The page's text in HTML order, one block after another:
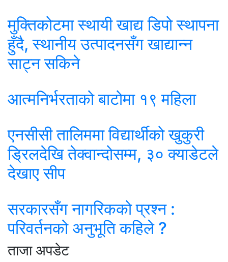
मुक्तिकोटमा स्थायी खाद्य डिपो स्थापना
हुँदै, स्थानीय उत्पादनसँग खाद्यान्न
साट्न सकिने
आत्मनिर्भरताको बाटोमा १९ महिला
एनसीसी तालिममा विद्यार्थीको खुकुरी
ड्रिलदेखि तेक्वान्दोसम्म, ३० क्याडेटले
देखाए सीप
सरकारसँग नागरिकको प्रश्न :
परिवर्तनको अनुभूति कहिले ?
ताजा अपडेट